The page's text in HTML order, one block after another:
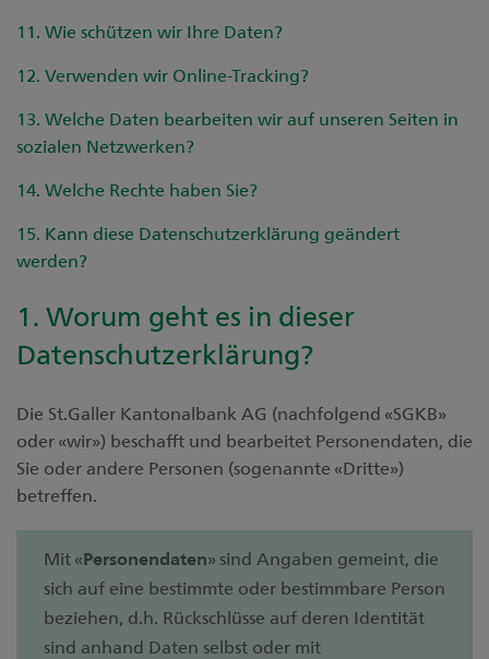
11. Wie schützen wir Ihre Daten?
12. Verwenden wir Online-Tracking?
13. Welche Daten bearbeiten wir auf unseren Seiten in
sozialen Netzwerken?
14. Welche Rechte haben Sie?
15. Kann diese Datenschutzerklärung geändert
werden?
1. Worum geht es in dieser
Datenschutzerklärung?
Die St.Galler Kantonalbank AG (nachfolgend «SGKB»
oder «wir») beschafft und bearbeitet Personendaten, die
Sie oder andere Personen (sogenannte «Dritte»)
betreffen.
Mit «Personendaten» sind Angaben gemeint, die
sich auf eine bestimmte oder bestimmbare Person
beziehen, d.h. Rückschlüsse auf deren Identität
sind anhand Daten selbst oder mit